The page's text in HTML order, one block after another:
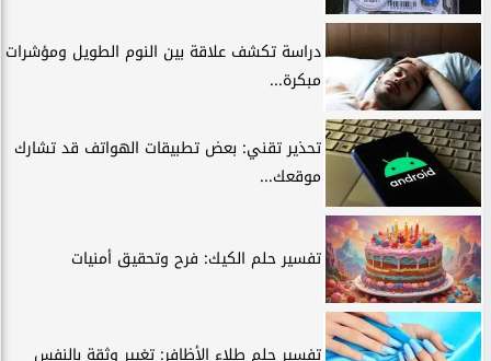
دراسة تكشف علاقة بين النوم الطويل ومؤشرات
مبكرة...
تحذير تقني: بعض تطبيقات الهواتف قد تشارك
موقعك...
تفسير حلم الكيك: فرح وتحقيق أمنيات
تفسير حلم طلاء الأظافر: تغيير وثقة بالنفس